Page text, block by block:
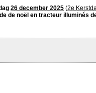
26 december 2025 (2e
de noël en tracteur illuminés